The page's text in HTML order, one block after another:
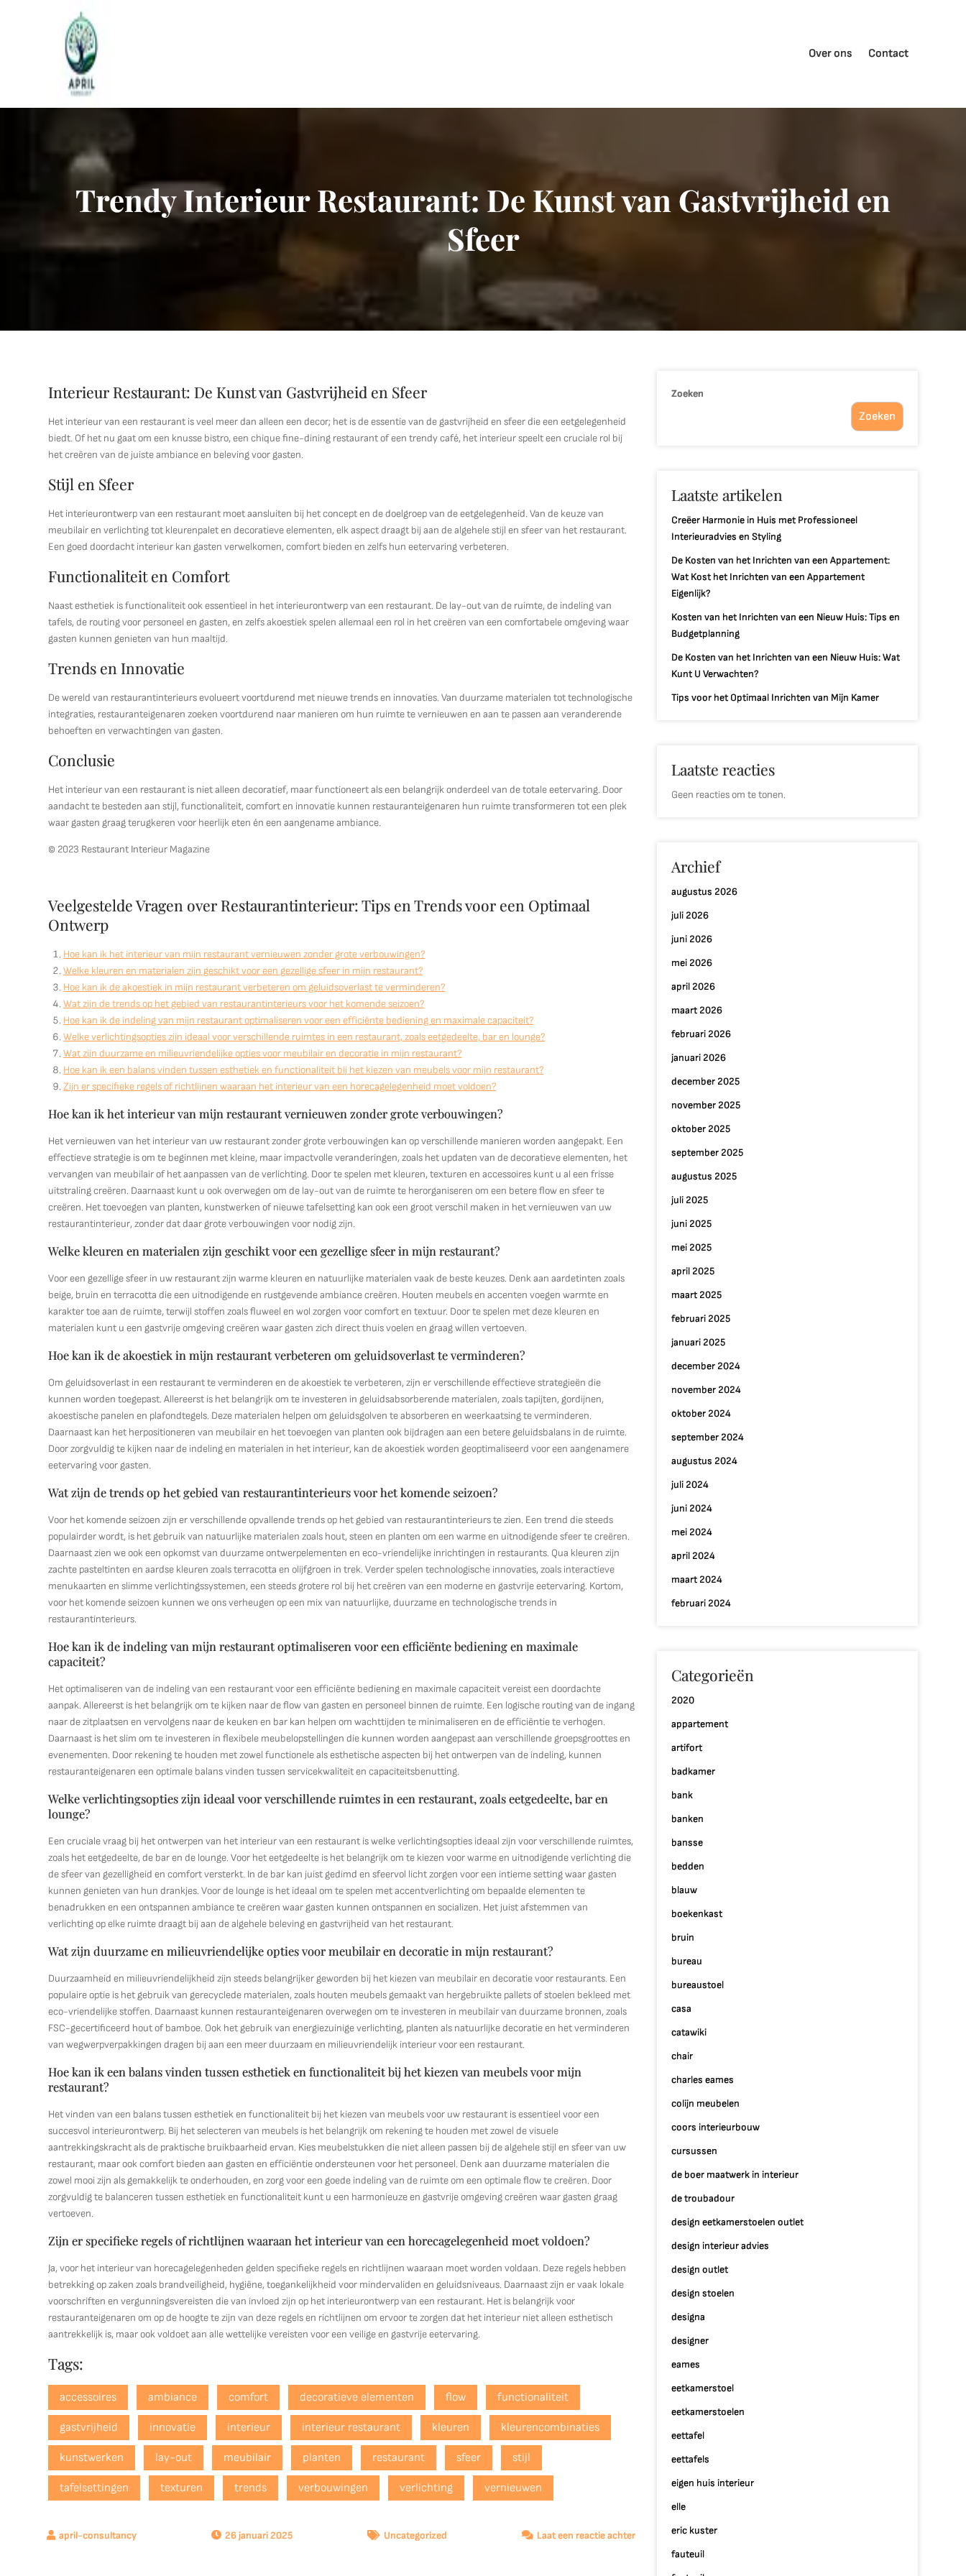
Over ons Contact
Trendy Interieur Restaurant: De Kunst van Gastvrijheid en
Sfeer
Interieur Restaurant: De Kunst van Gastvrijheid en Sfeer
Het interieur van een restaurant is veel meer dan alleen een decor; het is de essentie van de gastvrijheid en sfeer die een eetgelegenheid
biedt. Of het nu gaat om een knusse bistro, een chique fine-dining restaurant of een trendy café, het interieur speelt een cruciale rol bij
het creëren van de juiste ambiance en beleving voor gasten.
Stijl en Sfeer
Het interieurontwerp van een restaurant moet aansluiten bij het concept en de doelgroep van de eetgelegenheid. Van de keuze van
meubilair en verlichting tot kleurenpalet en decoratieve elementen, elk aspect draagt bij aan de algehele stijl en sfeer van het restaurant.
Een goed doordacht interieur kan gasten verwelkomen, comfort bieden en zelfs hun eetervaring verbeteren.
Functionaliteit en Comfort
Naast esthetiek is functionaliteit ook essentieel in het interieurontwerp van een restaurant. De lay-out van de ruimte, de indeling van
tafels, de routing voor personeel en gasten, en zelfs akoestiek spelen allemaal een rol in het creëren van een comfortabele omgeving waar
gasten kunnen genieten van hun maaltijd.
Trends en Innovatie
De wereld van restaurantinterieurs evolueert voortdurend met nieuwe trends en innovaties. Van duurzame materialen tot technologische
integraties, restauranteigenaren zoeken voortdurend naar manieren om hun ruimte te vernieuwen en aan te passen aan veranderende
behoeften en verwachtingen van gasten.
Conclusie
Het interieur van een restaurant is niet alleen decoratief, maar functioneert als een belangrijk onderdeel van de totale eetervaring. Door
aandacht te besteden aan stijl, functionaliteit, comfort en innovatie kunnen restauranteigenaren hun ruimte transformeren tot een plek
waar gasten graag terugkeren voor heerlijk eten én een aangename ambiance.
© 2023 Restaurant Interieur Magazine
Veelgestelde Vragen over Restaurantinterieur: Tips en Trends voor een Optimaal
Ontwerp
Hoe kan ik het interieur van mijn restaurant vernieuwen zonder grote verbouwingen?
Welke kleuren en materialen zijn geschikt voor een gezellige sfeer in mijn restaurant?
Hoe kan ik de akoestiek in mijn restaurant verbeteren om geluidsoverlast te verminderen?
Wat zijn de trends op het gebied van restaurantinterieurs voor het komende seizoen?
Hoe kan ik de indeling van mijn restaurant optimaliseren voor een efficiënte bediening en maximale capaciteit?
Welke verlichtingsopties zijn ideaal voor verschillende ruimtes in een restaurant, zoals eetgedeelte, bar en lounge?
Wat zijn duurzame en milieuvriendelijke opties voor meubilair en decoratie in mijn restaurant?
Hoe kan ik een balans vinden tussen esthetiek en functionaliteit bij het kiezen van meubels voor mijn restaurant?
Zijn er specifieke regels of richtlijnen waaraan het interieur van een horecagelegenheid moet voldoen?
Hoe kan ik het interieur van mijn restaurant vernieuwen zonder grote verbouwingen?
Het vernieuwen van het interieur van uw restaurant zonder grote verbouwingen kan op verschillende manieren worden aangepakt. Een
effectieve strategie is om te beginnen met kleine, maar impactvolle veranderingen, zoals het updaten van de decoratieve elementen, het
vervangen van meubilair of het aanpassen van de verlichting. Door te spelen met kleuren, texturen en accessoires kunt u al een frisse
uitstraling creëren. Daarnaast kunt u ook overwegen om de lay-out van de ruimte te herorganiseren om een betere flow en sfeer te
creëren. Het toevoegen van planten, kunstwerken of nieuwe tafelsetting kan ook een groot verschil maken in het vernieuwen van uw
restaurantinterieur, zonder dat daar grote verbouwingen voor nodig zijn.
Welke kleuren en materialen zijn geschikt voor een gezellige sfeer in mijn restaurant?
Voor een gezellige sfeer in uw restaurant zijn warme kleuren en natuurlijke materialen vaak de beste keuzes. Denk aan aardetinten zoals
beige, bruin en terracotta die een uitnodigende en rustgevende ambiance creëren. Houten meubels en accenten voegen warmte en
karakter toe aan de ruimte, terwijl stoffen zoals fluweel en wol zorgen voor comfort en textuur. Door te spelen met deze kleuren en
materialen kunt u een gastvrije omgeving creëren waar gasten zich direct thuis voelen en graag willen vertoeven.
Hoe kan ik de akoestiek in mijn restaurant verbeteren om geluidsoverlast te verminderen?
Om geluidsoverlast in een restaurant te verminderen en de akoestiek te verbeteren, zijn er verschillende effectieve strategieën die
kunnen worden toegepast. Allereerst is het belangrijk om te investeren in geluidsabsorberende materialen, zoals tapijten, gordijnen,
akoestische panelen en plafondtegels. Deze materialen helpen om geluidsgolven te absorberen en weerkaatsing te verminderen.
Daarnaast kan het herpositioneren van meubilair en het toevoegen van planten ook bijdragen aan een betere geluidsbalans in de ruimte.
Door zorgvuldig te kijken naar de indeling en materialen in het interieur, kan de akoestiek worden geoptimaliseerd voor een aangenamere
eetervaring voor gasten.
Wat zijn de trends op het gebied van restaurantinterieurs voor het komende seizoen?
Voor het komende seizoen zijn er verschillende opvallende trends op het gebied van restaurantinterieurs te zien. Een trend die steeds
populairder wordt, is het gebruik van natuurlijke materialen zoals hout, steen en planten om een warme en uitnodigende sfeer te creëren.
Daarnaast zien we ook een opkomst van duurzame ontwerpelementen en eco-vriendelijke inrichtingen in restaurants. Qua kleuren zijn
zachte pasteltinten en aardse kleuren zoals terracotta en olijfgroen in trek. Verder spelen technologische innovaties, zoals interactieve
menukaarten en slimme verlichtingssystemen, een steeds grotere rol bij het creëren van een moderne en gastvrije eetervaring. Kortom,
voor het komende seizoen kunnen we ons verheugen op een mix van natuurlijke, duurzame en technologische trends in
restaurantinterieurs.
Hoe kan ik de indeling van mijn restaurant optimaliseren voor een efficiënte bediening en maximale
capaciteit?
Het optimaliseren van de indeling van een restaurant voor een efficiënte bediening en maximale capaciteit vereist een doordachte
aanpak. Allereerst is het belangrijk om te kijken naar de flow van gasten en personeel binnen de ruimte. Een logische routing van de ingang
naar de zitplaatsen en vervolgens naar de keuken en bar kan helpen om wachttijden te minimaliseren en de efficiëntie te verhogen.
Daarnaast is het slim om te investeren in flexibele meubelopstellingen die kunnen worden aangepast aan verschillende groepsgroottes en
evenementen. Door rekening te houden met zowel functionele als esthetische aspecten bij het ontwerpen van de indeling, kunnen
restauranteigenaren een optimale balans vinden tussen servicekwaliteit en capaciteitsbenutting.
Welke verlichtingsopties zijn ideaal voor verschillende ruimtes in een restaurant, zoals eetgedeelte, bar en
lounge?
Een cruciale vraag bij het ontwerpen van het interieur van een restaurant is welke verlichtingsopties ideaal zijn voor verschillende ruimtes,
zoals het eetgedeelte, de bar en de lounge. Voor het eetgedeelte is het belangrijk om te kiezen voor warme en uitnodigende verlichting die
de sfeer van gezelligheid en comfort versterkt. In de bar kan juist gedimd en sfeervol licht zorgen voor een intieme setting waar gasten
kunnen genieten van hun drankjes. Voor de lounge is het ideaal om te spelen met accentverlichting om bepaalde elementen te
benadrukken en een ontspannen ambiance te creëren waar gasten kunnen ontspannen en socializen. Het juist afstemmen van
verlichting op elke ruimte draagt bij aan de algehele beleving en gastvrijheid van het restaurant.
Wat zijn duurzame en milieuvriendelijke opties voor meubilair en decoratie in mijn restaurant?
Duurzaamheid en milieuvriendelijkheid zijn steeds belangrijker geworden bij het kiezen van meubilair en decoratie voor restaurants. Een
populaire optie is het gebruik van gerecyclede materialen, zoals houten meubels gemaakt van hergebruikte pallets of stoelen bekleed met
eco-vriendelijke stoffen. Daarnaast kunnen restauranteigenaren overwegen om te investeren in meubilair van duurzame bronnen, zoals
FSC-gecertificeerd hout of bamboe. Ook het gebruik van energiezuinige verlichting, planten als natuurlijke decoratie en het verminderen
van wegwerpverpakkingen dragen bij aan een meer duurzaam en milieuvriendelijk interieur voor een restaurant.
Hoe kan ik een balans vinden tussen esthetiek en functionaliteit bij het kiezen van meubels voor mijn
restaurant?
Het vinden van een balans tussen esthetiek en functionaliteit bij het kiezen van meubels voor uw restaurant is essentieel voor een
succesvol interieurontwerp. Bij het selecteren van meubels is het belangrijk om rekening te houden met zowel de visuele
aantrekkingskracht als de praktische bruikbaarheid ervan. Kies meubelstukken die niet alleen passen bij de algehele stijl en sfeer van uw
restaurant, maar ook comfort bieden aan gasten en efficiëntie ondersteunen voor het personeel. Denk aan duurzame materialen die
zowel mooi zijn als gemakkelijk te onderhouden, en zorg voor een goede indeling van de ruimte om een optimale flow te creëren. Door
zorgvuldig te balanceren tussen esthetiek en functionaliteit kunt u een harmonieuze en gastvrije omgeving creëren waar gasten graag
vertoeven.
Zijn er specifieke regels of richtlijnen waaraan het interieur van een horecagelegenheid moet voldoen?
Ja, voor het interieur van horecagelegenheden gelden specifieke regels en richtlijnen waaraan moet worden voldaan. Deze regels hebben
betrekking op zaken zoals brandveiligheid, hygiëne, toegankelijkheid voor mindervaliden en geluidsniveaus. Daarnaast zijn er vaak lokale
voorschriften en vergunningsvereisten die van invloed zijn op het interieurontwerp van een restaurant. Het is belangrijk voor
restauranteigenaren om op de hoogte te zijn van deze regels en richtlijnen om ervoor te zorgen dat het interieur niet alleen esthetisch
aantrekkelijk is, maar ook voldoet aan alle wettelijke vereisten voor een veilige en gastvrije eetervaring.
Tags:
accessoires ambiance comfort decoratieve elementen flow functionaliteit
gastvrijheid innovatie interieur interieur restaurant kleuren kleurencombinaties
kunstwerken lay-out meubilair planten restaurant sfeer stijl
tafelsettingen texturen trends verbouwingen verlichting vernieuwen
26 januari 2025 Uncategorized Laat een reactie achterop
Zoeken
Zoeken
Laatste artikelen
Creëer Harmonie in Huis met Professioneel
Interieuradvies en Styling
De Kosten van het Inrichten van een Appartement:
Wat Kost het Inrichten van een Appartement
Eigenlijk?
Kosten van het Inrichten van een Nieuw Huis: Tips en
Budgetplanning
De Kosten van het Inrichten van een Nieuw Huis: Wat
Kunt U Verwachten?
Tips voor het Optimaal Inrichten van Mijn Kamer
Laatste reacties
Geen reacties om te tonen.
Archief
augustus 2026
juli 2026
juni 2026
mei 2026
april 2026
maart 2026
februari 2026
januari 2026
december 2025
november 2025
oktober 2025
september 2025
augustus 2025
juli 2025
juni 2025
mei 2025
april 2025
maart 2025
februari 2025
januari 2025
december 2024
november 2024
oktober 2024
september 2024
augustus 2024
juli 2024
juni 2024
mei 2024
april 2024
maart 2024
februari 2024
Categorieën
2020
appartement
artifort
badkamer
bank
banken
bansse
bedden
blauw
boekenkast
bruin
bureau
bureaustoel
casa
catawiki
chair
charles eames
colijn meubelen
coors interieurbouw
cursussen
de boer maatwerk in interieur
de troubadour
design eetkamerstoelen outlet
design interieur advies
design outlet
design stoelen
designa
designer
eames
eetkamerstoel
eetkamerstoelen
eettafel
eettafels
eigen huis interieur
elle
eric kuster
fauteuil